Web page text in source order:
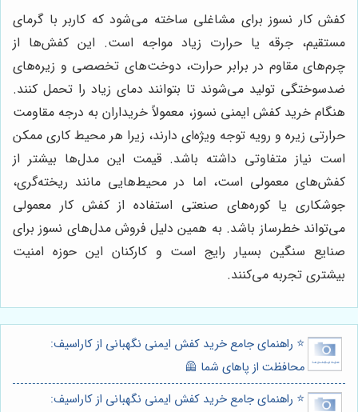
کفش کار نسوز برای مشاغلی ساخته می‌شود که کاربر با گرمای
مستقیم، جرقه یا حرارت زیاد مواجه است. این کفش‌ها از
چرم‌های مقاوم در برابر حرارت، دوخت‌های تخصصی و زیره‌های
ضدسوختگی تولید می‌شوند تا بتوانند دمای زیاد را تحمل کنند.
هنگام خرید کفش ایمنی نسوز، معمولاً خریداران به درجه مقاومت
حرارتی زیره و رویه توجه ویژه‌ای دارند، زیرا هر محیط کاری ممکن
است نیاز متفاوتی داشته باشد. قیمت این مدل‌ها بیشتر از
کفش‌های معمولی است، اما در محیط‌هایی مانند ریخته‌گری،
جوشکاری یا کوره‌های صنعتی استفاده از کفش کار معمولی
می‌تواند خطرساز باشد. به همین دلیل فروش مدل‌های نسوز برای
صنایع سنگین بسیار رایج است و کارکنان این حوزه امنیت
بیشتری تجربه می‌کنند.
⭐️ راهنمای جامع خرید کفش ایمنی نگهبانی از کاراسیف:
محافظت از پاهای شما 🦺
⭐️ راهنمای جامع خرید کفش ایمنی نگهبانی از کاراسیف: